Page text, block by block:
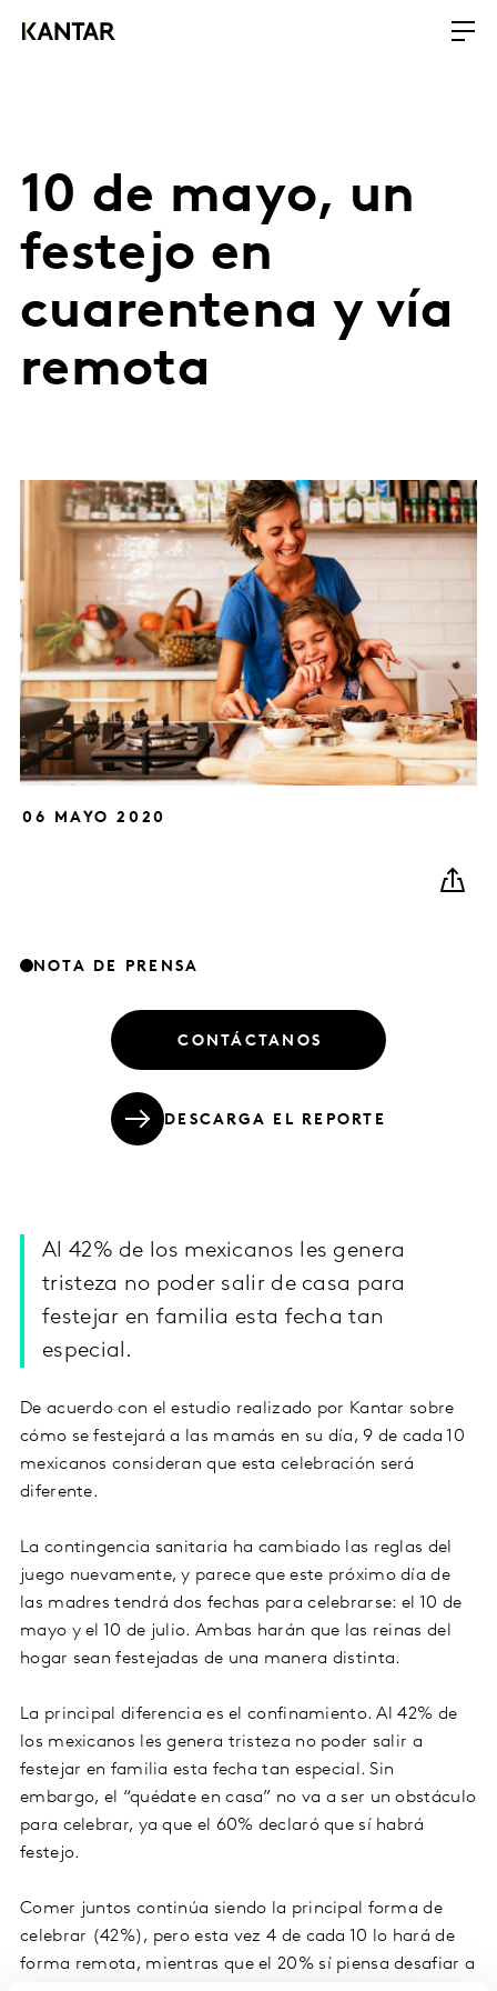
10 de mayo, un
festejo en
cuarentena y vía
remota
06 MAYO 2020
NOTA DE PRENSA
CONTÁCTANOS
DESCARGA EL REPORTE
Al 42% de los mexicanos les genera
tristeza no poder salir de casa para
festejar en familia esta fecha tan
especial.
De acuerdo con el estudio realizado por Kantar sobre
cómo se festejará a las mamás en su día, 9 de cada 10
mexicanos consideran que esta celebración será
diferente.
La contingencia sanitaria ha cambiado las reglas del
juego nuevamente, y parece que este próximo día de
las madres tendrá dos fechas para celebrarse: el 10 de
mayo y el 10 de julio. Ambas harán que las reinas del
hogar sean festejadas de una manera distinta.
La principal diferencia es el confinamiento. Al 42% de
los mexicanos les genera tristeza no poder salir a
festejar en familia esta fecha tan especial. Sin
embargo, el “quédate en casa” no va a ser un obstáculo
para celebrar, ya que el 60% declaró que sí habrá
festejo.
Comer juntos continúa siendo la principal forma de
celebrar (42%), pero esta vez 4 de cada 10 lo hará de
forma remota, mientras que el 20% sí piensa desafiar a